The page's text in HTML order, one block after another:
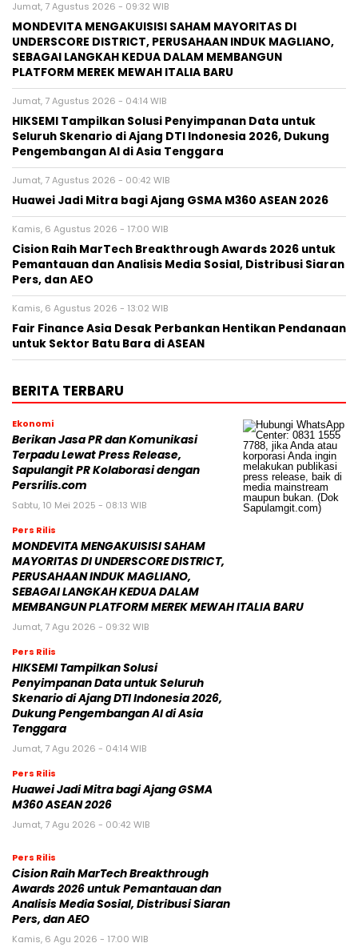
Jumat, 7 Agustus 2026 - 09:32 WIB
MONDEVITA MENGAKUISISI SAHAM MAYORITAS DI
UNDERSCORE DISTRICT, PERUSAHAAN INDUK MAGLIANO,
SEBAGAI LANGKAH KEDUA DALAM MEMBANGUN
PLATFORM MEREK MEWAH ITALIA BARU
Jumat, 7 Agustus 2026 - 04:14 WIB
HIKSEMI Tampilkan Solusi Penyimpanan Data untuk
Seluruh Skenario di Ajang DTI Indonesia 2026, Dukung
Pengembangan AI di Asia Tenggara
Jumat, 7 Agustus 2026 - 00:42 WIB
Huawei Jadi Mitra bagi Ajang GSMA M360 ASEAN 2026
Kamis, 6 Agustus 2026 - 17:00 WIB
Cision Raih MarTech Breakthrough Awards 2026 untuk
Pemantauan dan Analisis Media Sosial, Distribusi Siaran
Pers, dan AEO
Kamis, 6 Agustus 2026 - 13:02 WIB
Fair Finance Asia Desak Perbankan Hentikan Pendanaan
untuk Sektor Batu Bara di ASEAN
BERITA TERBARU
Ekonomi
Berikan Jasa PR dan Komunikasi
Terpadu Lewat Press Release,
Sapulangit PR Kolaborasi dengan
Persrilis.com
Sabtu, 10 Mei 2025 - 08:13 WIB
Pers Rilis
MONDEVITA MENGAKUISISI SAHAM
MAYORITAS DI UNDERSCORE DISTRICT,
PERUSAHAAN INDUK MAGLIANO,
SEBAGAI LANGKAH KEDUA DALAM
MEMBANGUN PLATFORM MEREK MEWAH ITALIA BARU
Jumat, 7 Agu 2026 - 09:32 WIB
Pers Rilis
HIKSEMI Tampilkan Solusi
Penyimpanan Data untuk Seluruh
Skenario di Ajang DTI Indonesia 2026,
Dukung Pengembangan AI di Asia
Tenggara
Jumat, 7 Agu 2026 - 04:14 WIB
Pers Rilis
Huawei Jadi Mitra bagi Ajang GSMA
M360 ASEAN 2026
Jumat, 7 Agu 2026 - 00:42 WIB
Pers Rilis
Cision Raih MarTech Breakthrough
Awards 2026 untuk Pemantauan dan
Analisis Media Sosial, Distribusi Siaran
Pers, dan AEO
Kamis, 6 Agu 2026 - 17:00 WIB